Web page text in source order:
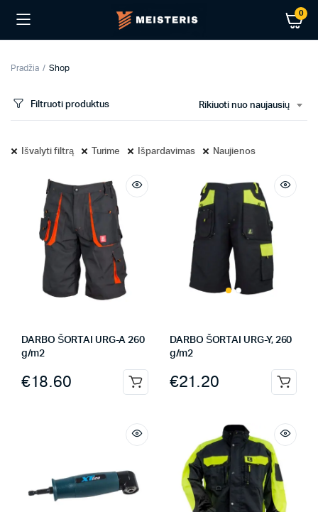
0
Pradžia Shop
Filtruoti produktus Rikiuoti nuo naujausių
Išvalyti filtrą Turime Išpardavimas Naujienos
DARBO ŠORTAI URG-A 260
g/m2
€18.60
DARBO ŠORTAI URG-Y, 260
g/m2
€21.20